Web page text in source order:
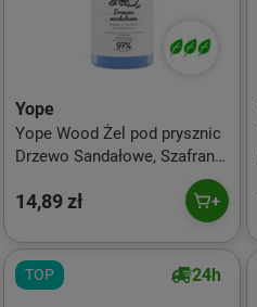
Yope
Yope Wood Żel pod prysznic
Drzewo Sandałowe, Szafran,
14,89 zł
TOP 24h